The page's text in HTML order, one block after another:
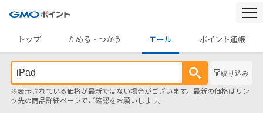
トップ
ためる・つかう モール ポイント通帳
絞り込み
※表示されている価格が最新ではない場合がございます。最新の価格はリン
ク先の商品詳細ページでご確認をお願いします。